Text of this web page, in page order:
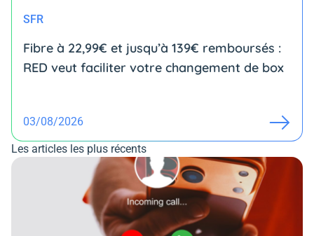
SFR
Fibre à 22,99€ et jusqu’à 139€ remboursés :
RED veut faciliter votre changement de box
03/08/2026
Les articles les plus récents